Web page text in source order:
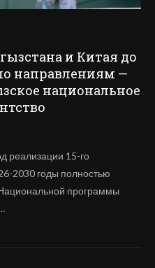
и Китая до
направлениям —
национальное
реализации 15-го
2030 годы полностью
программы